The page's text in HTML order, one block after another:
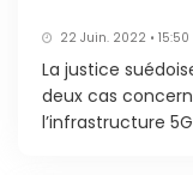
22 Juin. 2022 • 15:50
La justice
deux cas
l’infrastructure